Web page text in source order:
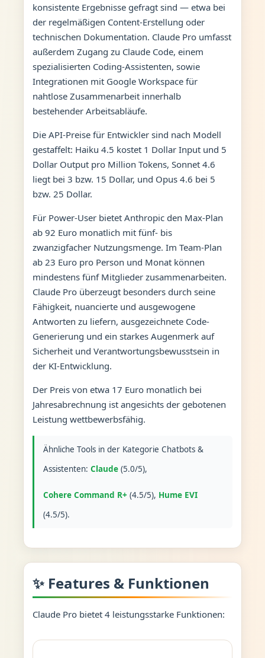
konsistente Ergebnisse gefragt sind — etwa bei
der regelmäßigen Content-Erstellung oder
technischen Dokumentation. Claude Pro umfasst
außerdem Zugang zu Claude Code, einem
spezialisierten Coding-Assistenten, sowie
Integrationen mit Google Workspace für
nahtlose Zusammenarbeit innerhalb
bestehender Arbeitsabläufe.
Die API-Preise für Entwickler sind nach Modell
gestaffelt: Haiku 4.5 kostet 1 Dollar Input und 5
Dollar Output pro Million Tokens, Sonnet 4.6
liegt bei 3 bzw. 15 Dollar, und Opus 4.6 bei 5
bzw. 25 Dollar.
Für Power-User bietet Anthropic den Max-Plan
ab 92 Euro monatlich mit fünf- bis
zwanzigfacher Nutzungsmenge. Im Team-Plan
ab 23 Euro pro Person und Monat können
mindestens fünf Mitglieder zusammenarbeiten.
Claude Pro überzeugt besonders durch seine
Fähigkeit, nuancierte und ausgewogene
Antworten zu liefern, ausgezeichnete Code-
Generierung und ein starkes Augenmerk auf
Sicherheit und Verantwortungsbewusstsein in
der KI-Entwicklung.
Der Preis von etwa 17 Euro monatlich bei
Jahresabrechnung ist angesichts der gebotenen
Leistung wettbewerbsfähig.
Ähnliche Tools in der Kategorie Chatbots &
Assistenten: Claude(5.0/5),
Cohere Command R+(4.5/5), Hume EVI
(4.5/5).
✨ Features & Funktionen
Claude Pro bietet 4 leistungsstarke Funktionen: